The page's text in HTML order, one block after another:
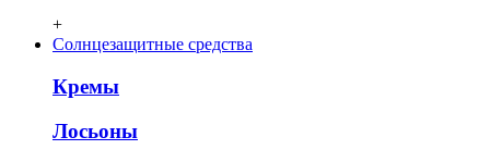
+
Солнцезащитные средства
Кремы
Лосьоны